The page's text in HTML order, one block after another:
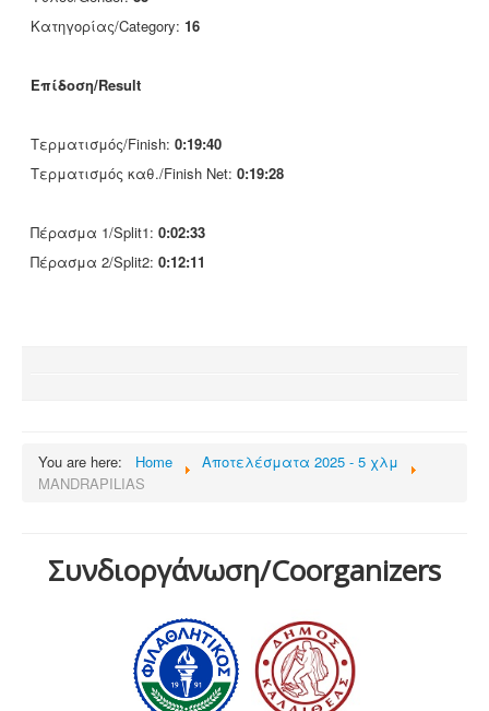
Κατηγορίας/Category: 16
Επίδοση/Result
Τερματισμός/Finish: 0:19:40
Τερματισμός καθ./Finish Net: 0:19:28
Πέρασμα 1/Split1: 0:02:33
Πέρασμα 2/Split2: 0:12:11
You are here: Home
Αποτελέσματα 2025 - 5 χλμ
MANDRAPILIAS
Συνδιοργάνωση/Coorganizers